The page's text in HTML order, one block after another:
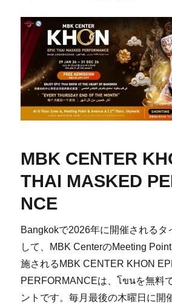
MBK CENTER
THAI MASKED
NCE
Bangkokで2026年に開催されるタ
して、MBK CenterのMeeting
施されるMBK CENTER KHON
PERFORMANCEは、โขนを無料
ントです。毎月最後の木曜日に開